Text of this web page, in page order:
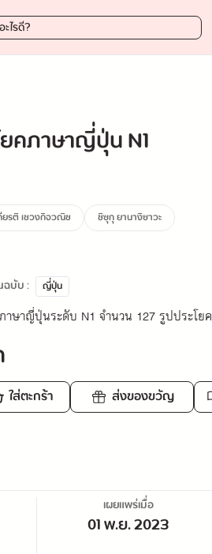
คภาษาญี่ปุ่น N1
ยรติ เชวงกิจวณิช ชิซุกุ ยานางิซาวะ
บับ : ญี่ปุ่น
ษาญี่ปุ่นระดับ N1 จำนวน 127 รูปประโยค
ใส่ตะกร้า ส่งของขวัญ
เผยแพร่เมื่อ
01 พ.ย. 2023